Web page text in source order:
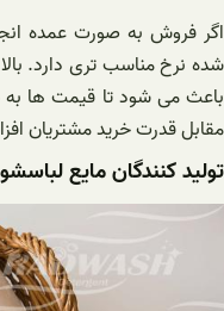
اگر فروش به صورت عمده
شده نرخ مناسب تری دارد.
باعث می شود تا قیمت ها
مقابل قدرت خرید مشتریان
تولید کنندگان مایع